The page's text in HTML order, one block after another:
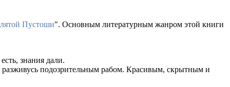
Пустоши". Основным литературным жанром этой книги
знания дали.
разживусь подозрительным рабом. Красивым, скрытным и